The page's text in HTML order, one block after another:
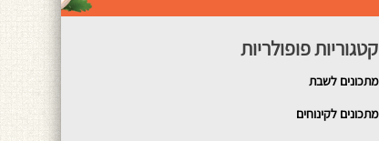
קטגוריות פופולריות
מתכונים לשבת
מתכונים לקינוחים